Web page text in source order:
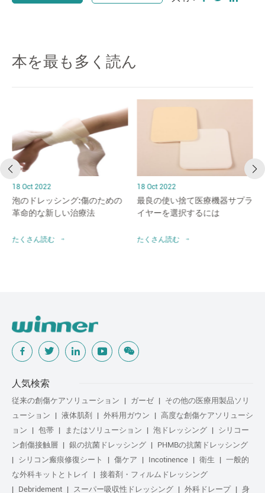
本を最も多く読ん
18 Oct 2022
泡のドレッシング:傷のための
革命的な新しい治療法
たくさん読む
18 Oct 2022
最良の使い捨て医療機器サプラ
イヤーを選択するには
たくさん読む
人気検索
従来の創傷ケアソリューション ガーゼ
その他の医療用製品ソリ
ューション
液体肌剤 外科用ガウン
高度な創傷ケアソリューシ
ョン
包帯 またはソリューション 泡ドレッシング
シリコー
ン創傷接触層
銀の抗菌ドレッシング
PHMBの抗菌ドレッシング
シリコン瘢痕修復シート
傷ケア Incotinence 衛生
一般的
な外科キットとトレイ
接着剤・フィルムドレッシング
Debridement
スーパー吸収性ドレッシング 外科ドレープ 身